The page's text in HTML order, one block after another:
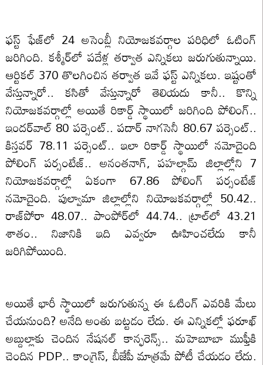
ఫస్ట్‌ ఫేజ్‌లో 24 అసెంబ్లీ నియోజకవర్గాల పరిధిలో ఓటింగ్
జరిగింది. కశ్మీర్‌లో పదేళ్ల తర్వాత ఎన్నికలు జరుగుతున్నాయి.
ఆర్టికల్ 370 తొలగించిన తర్వాత ఇవే ఫస్ట్ ఎన్నికలు. ఇష్టంతో
వేస్తున్నారో.. కసితో వేస్తున్నారో తెలియదు కానీ.. కొన్ని
నియోజకవర్గాల్లో అయితే రికార్డ్ స్థాయిలో జరిగింది పోలింగ్..
ఇందర్‌వాల్‌ 80 పర్సెంట్‌.. పదార్‌ నాగసెనీ 80.67 పర్సెంట్..
కిస్తవర్‌ 78.11 పర్సెంట్‌.. ఇలా రికార్డ్ స్థాయిలో నమోదైంది
పోలింగ్ పర్సంటేజ్.. అనంతనాగ్‌, పహల్గామ్‌ జిల్లాల్లోని 7
నియోజకవర్గాల్లో ఏకంగా 67.86 పోలింగ్ పర్సంటేజ్
నమోదైంది. పుల్వామా జిల్లాల్లోని నియోజకవర్గాల్లో 50.42..
రాజ్‌పోరా 48.07.. పాంపోర్‌లో 44.74.. ట్రాల్‌లో 43.21
శాతం.. నిజానికి ఇది ఎవ్వరూ ఊహించలేదు కానీ
జరిగిపోయింది.
అయితే భారీ స్థాయిలో జరుగుతున్న ఈ ఓటింగ్‌ ఎవరికి మేలు
చేయనుంది? అనేది అంతు బట్టడం లేదు. ఈ ఎన్నికల్లో ఫరూఖ్‌
అబ్దుల్లాకు చెందిన నేషనల్ కాన్ఫరెన్స్.. మహెబూబా ముఫ్తీకి
చెందిన PDP.. కాంగ్రెస్‌, బీజేపీ మాత్రమే పోటీ చేయడం లేదు.